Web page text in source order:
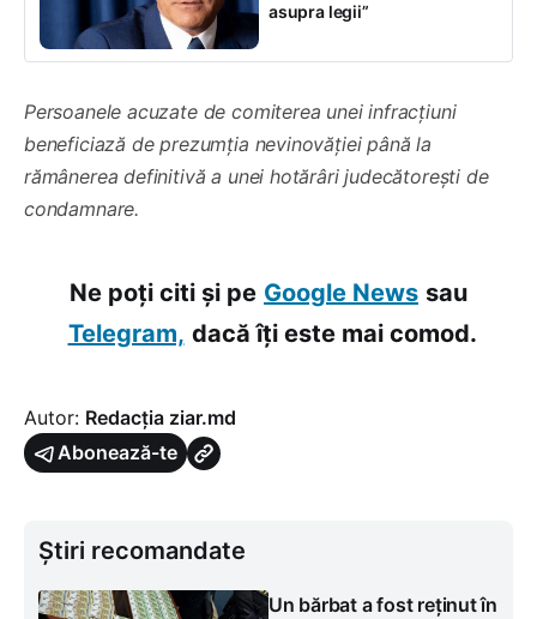
asupra legii”
Persoanele acuzate de comiterea unei infracțiuni
beneficiază de prezumția nevinovăției până la
rămânerea definitivă a unei hotărâri judecătorești de
condamnare.
Ne poți citi și pe Google News sau
Telegram, dacă îți este mai comod.
Autor: Redacția ziar.md
Abonează-te
Știri recomandate
Un bărbat a fost reținut în